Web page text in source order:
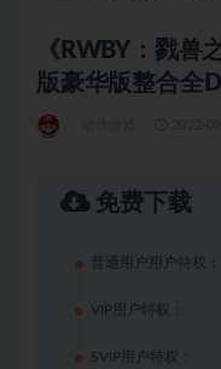
《RWBY：戮兽
版豪华版整合全
免费下载
普通用户用户特权：
VIP用户特权：
SVIP用户特权：